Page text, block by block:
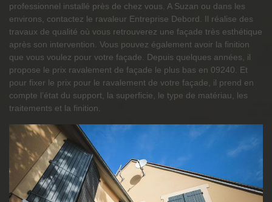
professionnel installé près de chez vous. A Suzan ou dans les
environs, contactez le ravaleur Entreprise Debord. Il réalise des
travaux de qualité où vous retrouverez une façade très esthétique
après son intervention. Vous pouvez également avoir la finition
que vous voulez pour votre façade. Depuis quelques années, il
propose le prix ravalement de façade le plus bas en 09240. Et
pour fixer le prix pour le ravalement de votre façade, il prend en
compte l’état du support, la superficie, le type de matériau, les
traitements et la finition.